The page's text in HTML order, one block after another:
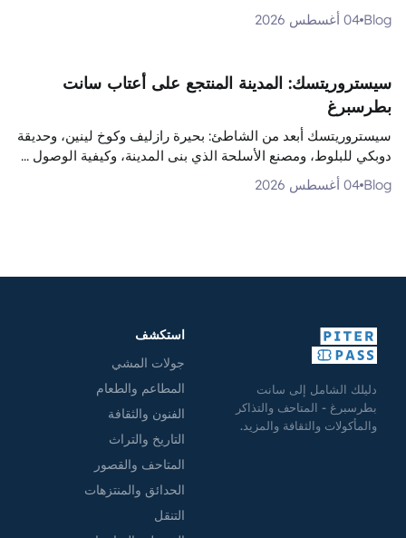
Blog 04 أغسطس 2026
سيستروريتسك: المدينة المنتجع على أعتاب سانت
بطرسبرغ
سيستروريتسك أبعد من الشاطئ: بحيرة رازليف وكوخ لينين، وحديقة
دوبكي للبلوط، ومصنع الأسلحة الذي بنى المدينة، وكيفية الوصول ...
Blog 04 أغسطس 2026
دليلك الشامل إلى سانت
بطرسبرغ - المتاحف والتذاكر
والمأكولات والثقافة والمزيد.
استكشف
جولات المشي
المطاعم والطعام
الفنون والثقافة
التاريخ والتراث
المتاحف والقصور
الحدائق والمنتزهات
التنقل